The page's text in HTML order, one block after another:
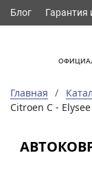
Блог Гарантия
Главная
Citroen С -